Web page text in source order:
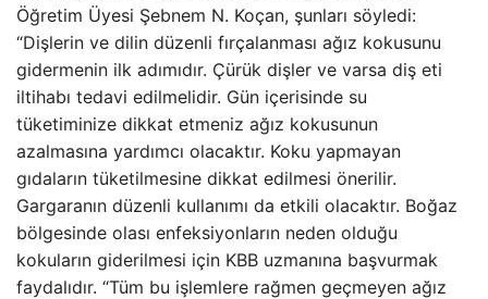
Öğretim Üyesi Şebnem N. Koçan, şunları söyledi:
“Dişlerin ve dilin düzenli fırçalanması ağız kokusunu
gidermenin ilk adımıdır. Çürük dişler ve varsa diş eti
iltihabı tedavi edilmelidir. Gün içerisinde su
tüketiminize dikkat etmeniz ağız kokusunun
azalmasına yardımcı olacaktır. Koku yapmayan
gıdaların tüketilmesine dikkat edilmesi önerilir.
Gargaranın düzenli kullanımı da etkili olacaktır. Boğaz
bölgesinde olası enfeksiyonların neden olduğu
kokuların giderilmesi için KBB uzmanına başvurmak
faydalıdır. “Tüm bu işlemlere rağmen geçmeyen ağız